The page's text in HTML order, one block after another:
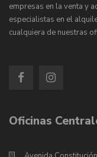
empresas en la venta y
especialistas en el
cualquiera de nuestras
Oficinas